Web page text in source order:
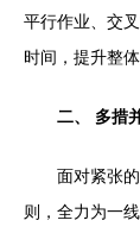
平行作业、交
时间，提升整体
二、 多措
面对紧张
则，全力为一